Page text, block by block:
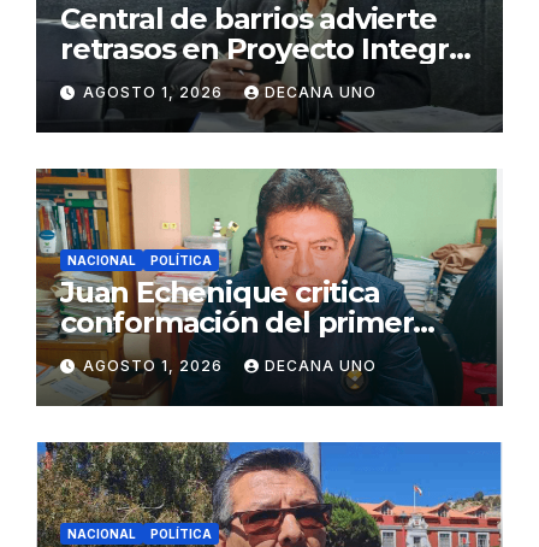
Central de barrios advierte
retrasos en Proyecto Integral
de Agua y Alcantarillado para
Juliaca
AGOSTO 1, 2026 DECANA UNO
NACIONAL POLÍTICA
Juan Echenique critica
conformación del primer
gabinete ministerial de Keiko
Fujimori
AGOSTO 1, 2026 DECANA UNO
NACIONAL POLÍTICA